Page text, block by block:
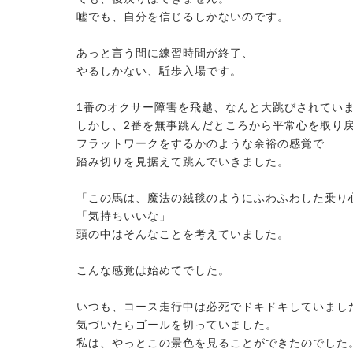
嘘でも、自分を信じるしかないのです。
あっと言う間に練習時間が終了、
やるしかない、駈歩入場です。
1番のオクサー障害を飛越、なんと大跳びされていま
しかし、2番を無事跳んだところから平常心を取り
フラットワークをするかのような余裕の感覚で
踏み切りを見据えて跳んでいきました。
「この馬は、魔法の絨毯のようにふわふわした乗り
「気持ちいいな」
頭の中はそんなことを考えていました。
こんな感覚は始めてでした。
いつも、コース走行中は必死でドキドキしていまし
気づいたらゴールを切っていました。
私は、やっとこの景色を見ることができたのでした。